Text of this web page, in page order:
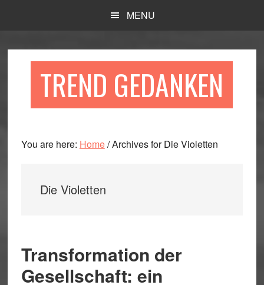
content
sidebar
MENU
TREND GEDANKEN
You are here: Home/Archives for Die Violetten
Die Violetten
Transformation der
Gesellschaft: ein